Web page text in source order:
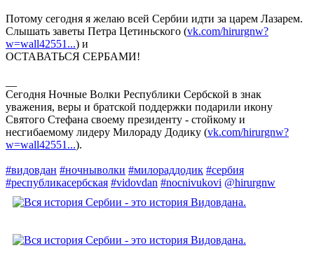
Потому сегодня я желаю всей Сербии идти за царем Лазарем.
Слышать заветы Петра Цетиньского (vk.com/hirurgnw?
w=wall42551...) и
ОСТАВАТЬСЯ СЕРБАМИ!
Сегодня Ночные Волки Республики Сербской в знак
уважения, веры и братской поддержки подарили икону
Святого Стефана своему президенту - стойкому и
несгибаемому лидеру Милораду Додику (vk.com/hirurgnw?
w=wall42551...).
#видовдан #ночныволки #милораддодик #сербия
#республикасербская #vidovdan #nocnivukovi @hirurgnw